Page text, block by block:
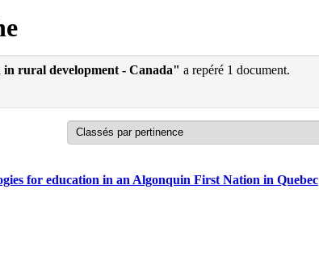
rural development - Canada" a repéré 1 document.
for education in an Algonquin First Nation in Quebec